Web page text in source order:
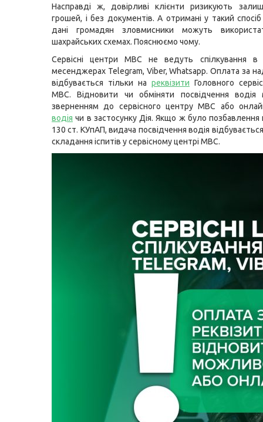
Насправді ж, довірливі клієнти ризикують
грошей, і без документів. А отримані у такий
дані громадян зловмисники можуть
шахрайських схемах. Пояснюємо чому.
Сервісні центри МВС не ведуть спілкування в
месенджерах Telegram, Viber, Whatsapp. Оплата за
відбувається тільки на реквізити Головного
МВС. Відновити чи обміняти посвідчення
зверненням до сервісного центру МВС або
водія чи в застосунку Дія. Якщо ж було позбавлення
130 ст. КУпАП, видача посвідчення водія
складання іспитів у сервісному центрі МВС.